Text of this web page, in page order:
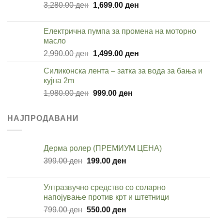
990.00 ден.499.00 ден.
3,280.00ден Original
3,280.00 ден.
1,699.00 денCurrent
1,699.00 ден.
Електрична пумпа за промена на моторно
масло
2,990.00ден Original
was:
1,499.00 денCurrent
is:
Силиконска лента – затка за вода за бања и
кујна 2m
1,980.00ден Original
999.00 денCurrent
НАЈПРОДАВАНИ
Дерма ролер (ПРЕМИУМ ЦЕНА)
399.00ден Original
399.00 ден.
199.00 денCurrent
199.00 ден.
Ултразвучно средство со соларно
напојување против крт и штетници
799.00ден Original
550.00 денCurrent